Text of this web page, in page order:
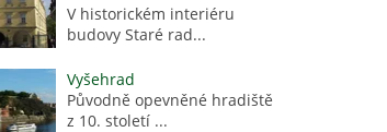
V historickém interiéru
budovy Staré rad...
Vyšehrad
Původně opevněné hradiště
z 10. století ...